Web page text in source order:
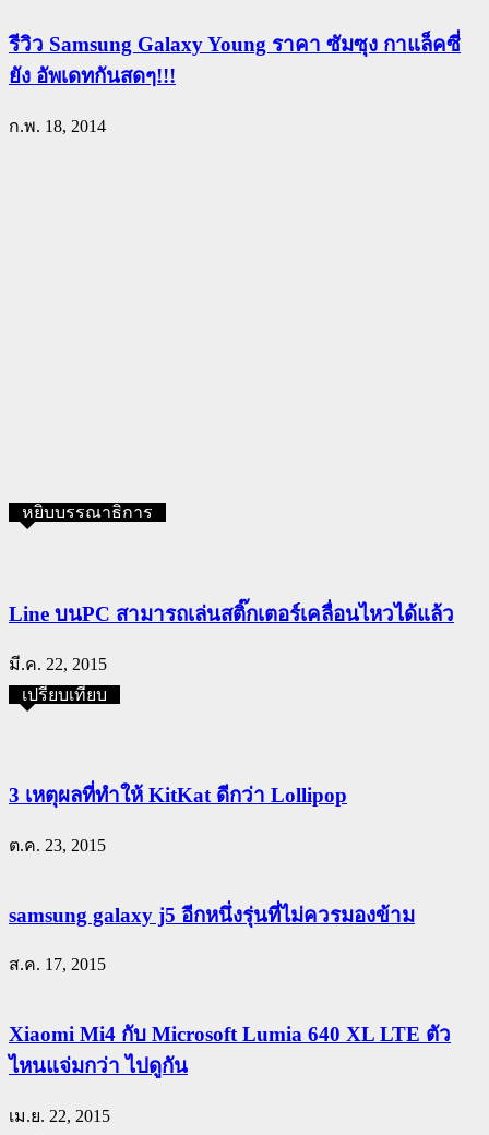
รีวิว Samsung Galaxy Young ราคา ซัมซุง กาแล็คซี่
ยัง อัพเดทกันสดๆ!!!
ก.พ. 18, 2014
หยิบบรรณาธิการ
Line บนPC สามารถเล่นสติ๊กเตอร์เคลื่อนไหวได้แล้ว
มี.ค. 22, 2015
เปรียบเทียบ
3 เหตุผลที่ทำให้ KitKat ดีกว่า Lollipop
ต.ค. 23, 2015
samsung galaxy j5 อีกหนึ่งรุ่นที่ไม่ควรมองข้าม
ส.ค. 17, 2015
Xiaomi Mi4 กับ Microsoft Lumia 640 XL LTE ตัว
ไหนแจ่มกว่า ไปดูกัน
เม.ย. 22, 2015